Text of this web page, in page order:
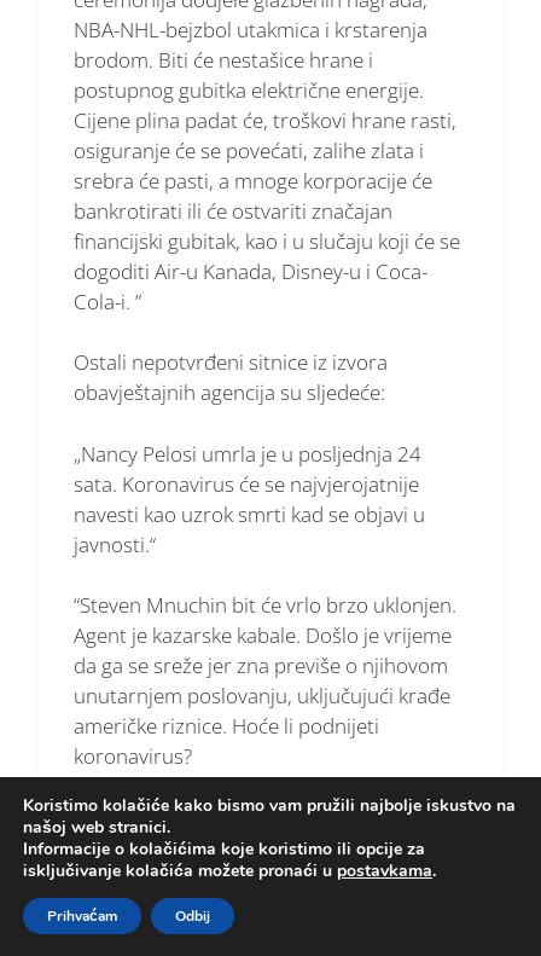
NBA-NHL-bejzbol utakmica i krstarenja
brodom. Biti će nestašice hrane i
postupnog gubitka električne energije.
Cijene plina padat će, troškovi hrane rasti,
osiguranje će se povećati, zalihe zlata i
srebra će pasti, a mnoge korporacije će
bankrotirati ili će ostvariti značajan
financijski gubitak, kao i u slučaju koji će se
dogoditi Air-u Kanada, Disney-u i Coca-
Cola-i. ”
Ostali nepotvrđeni sitnice iz izvora
obavještajnih agencija su sljedeće:
„Nancy Pelosi umrla je u posljednja 24
sata. Koronavirus će se najvjerojatnije
navesti kao uzrok smrti kad se objavi u
javnosti.“
“Steven Mnuchin bit će vrlo brzo uklonjen.
Agent je kazarske kabale. Došlo je vrijeme
da ga se sreže jer zna previše o njihovom
unutarnjem poslovanju, uključujući krađe
američke riznice. Hoće li podnijeti
koronavirus?
“Boeing Company potonuti. Gotovo je. Svi
servisni centri za avione bit će zatvoreni na
globalnoj razini. Objekti za održavanje
zatvaraju se na globalnoj razini. Prodaja
zrakoplova je već zaustavljena. Otkazani
Koristimo kolačiće kako bismo vam pružili najbolje iskustvo na
našoj web stranici.
Informacije o kolačićima koje koristimo ili opcije za
isključivanje kolačića možete pronaći u postavkama.
Prihvaćam Odbij